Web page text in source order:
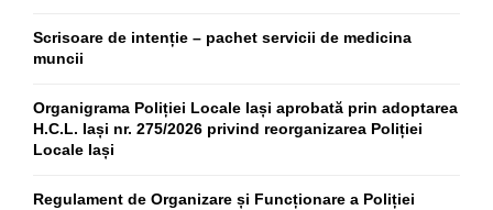
Scrisoare de intenție – pachet servicii de medicina
muncii
Organigrama Poliției Locale Iași aprobată prin adoptarea
H.C.L. Iași nr. 275/2026 privind reorganizarea Poliției
Locale Iași
Regulament de Organizare și Funcționare a Poliției